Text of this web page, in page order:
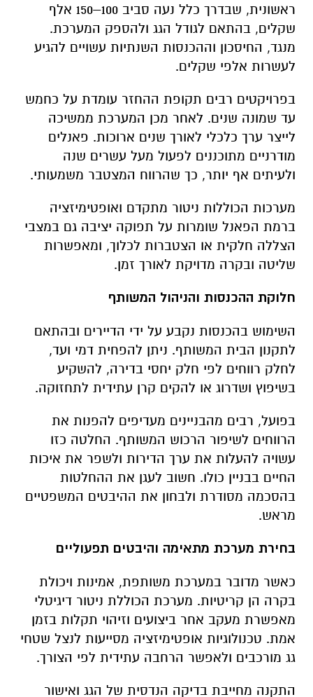
ראשונית, שבדרך כלל נעה סביב 100–150 אלף
שקלים, בהתאם לגודל הגג ולהספק המערכת.
מנגד, החיסכון וההכנסות השנתיות עשויים להגיע
לעשרות אלפי שקלים.
בפרויקטים רבים תקופת ההחזר עומדת על כחמש
עד שמונה שנים. לאחר מכן המערכת ממשיכה
לייצר ערך כלכלי לאורך שנים ארוכות. פאנלים
מודרניים מתוכננים לפעול מעל עשרים שנה
ולעיתים אף יותר, כך שהרווח המצטבר משמעותי.
מערכות הכוללות ניטור מתקדם ואופטימיזציה
ברמת הפאנל שומרות על תפוקה יציבה גם במצבי
הצללה חלקית או הצטברות לכלוך, ומאפשרות
שליטה ובקרה מדויקת לאורך זמן.
חלוקת ההכנסות והניהול המשותף
השימוש בהכנסות נקבע על ידי הדיירים ובהתאם
לתקנון הבית המשותף. ניתן להפחית דמי ועד,
לחלק רווחים לפי חלק יחסי בדירה, להשקיע
בשיפוץ ושדרוג או להקים קרן עתידית לתחזוקה.
בפועל, רבים מהבניינים מעדיפים להפנות את
הרווחים לשיפור הרכוש המשותף. החלטה כזו
עשויה להעלות את ערך הדירות ולשפר את איכות
החיים בבניין כולו. חשוב לעגן את ההחלטות
בהסכמה מסודרת ולבחון את ההיבטים המשפטיים
מראש.
בחירת מערכת מתאימה והיבטים תפעוליים
כאשר מדובר במערכת משותפת, אמינות ויכולת
בקרה הן קריטיות. מערכת הכוללת ניטור דיגיטלי
מאפשרת מעקב אחר ביצועים וזיהוי תקלות בזמן
אמת. טכנולוגיות אופטימיזציה מסייעות לנצל שטחי
גג מורכבים ולאפשר הרחבה עתידית לפי הצורך.
התקנה מחייבת בדיקה הנדסית של הגג ואישור